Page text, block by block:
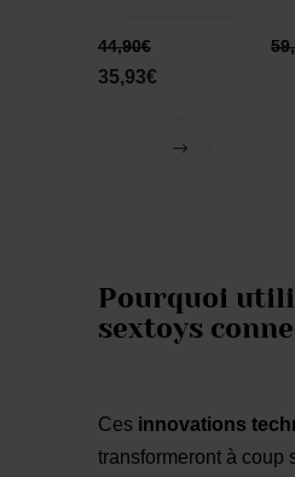
44,90€
35,93€
Pourquoi
sextoys
Ces innovations
transformeront à coup